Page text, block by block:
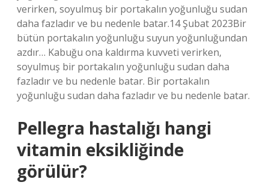
verirken, soyulmuş bir portakalın yoğunluğu sudan
daha fazladır ve bu nedenle batar.14 Şubat 2023Bir
bütün portakalın yoğunluğu suyun yoğunluğundan
azdır… Kabuğu ona kaldırma kuvveti verirken,
soyulmuş bir portakalın yoğunluğu sudan daha
fazladır ve bu nedenle batar. Bir portakalın
yoğunluğu sudan daha fazladır ve bu nedenle batar.
Pellegra hastalığı hangi
vitamin eksikliğinde
görülür?